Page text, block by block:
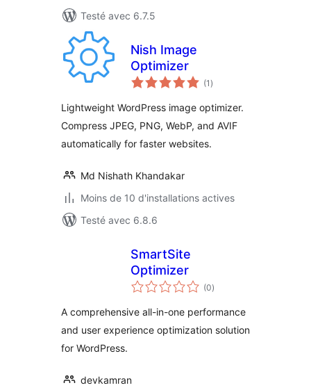
Testé avec 6.7.5
Nish Image
Optimizer
(1 notes
en
)
Lightweight WordPress image optimizer.
Compress JPEG, PNG, WebP, and AVIF
automatically for faster websites.
Md Nishath Khandakar
Moins de 10 d'installations actives
Testé avec 6.8.6
SmartSite
Optimizer
(0notes
en
)
A comprehensive all-in-one performance
and user experience optimization solution
for WordPress.
devkamran